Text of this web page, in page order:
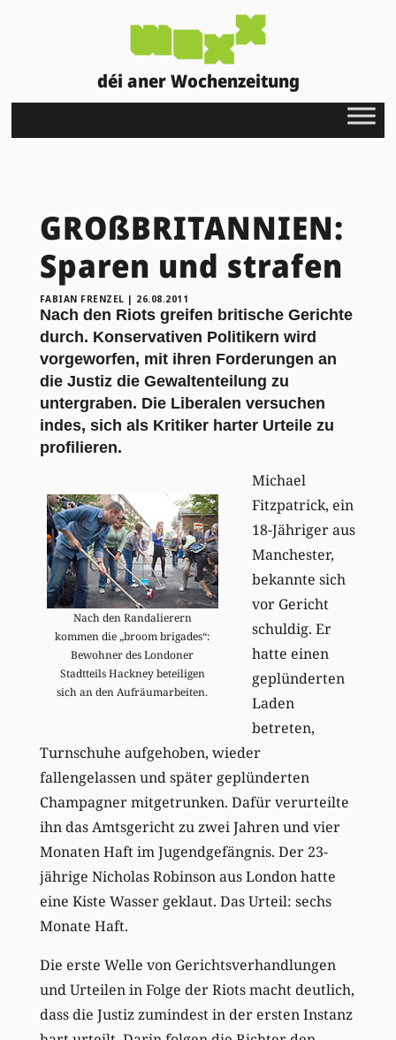
déi aner Wochenzeitung
GROßBRITANNIEN:
Sparen und strafen
FABIAN FRENZEL | 26.08.2011
Nach den Riots greifen britische Gerichte
durch. Konservativen Politikern wird
vorgeworfen, mit ihren Forderungen an
die Justiz die Gewaltenteilung zu
untergraben. Die Liberalen versuchen
indes, sich als Kritiker harter Urteile zu
profilieren.
Nach den Randalierern
kommen die „broom brigades“:
Bewohner des Londoner
Stadtteils Hackney beteiligen
sich an den Aufräumarbeiten.
Michael
Fitzpatrick, ein
18-Jähriger aus
Manchester,
bekannte sich
vor Gericht
schuldig. Er
hatte einen
geplünderten
Laden
betreten,
Turnschuhe aufgehoben, wieder
fallengelassen und später geplünderten
Champagner mitgetrunken. Dafür verurteilte
ihn das Amtsgericht zu zwei Jahren und vier
Monaten Haft im Jugendgefängnis. Der 23-
jährige Nicholas Robinson aus London hatte
eine Kiste Wasser geklaut. Das Urteil: sechs
Monate Haft.
Die erste Welle von Gerichtsverhandlungen
und Urteilen in Folge der Riots macht deutlich,
dass die Justiz zumindest in der ersten Instanz